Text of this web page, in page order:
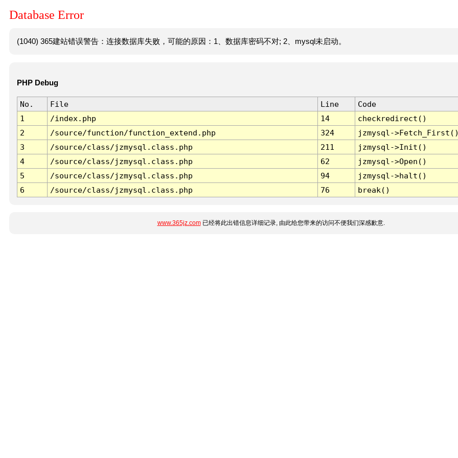
Database Error
(1040) 365建站错误警告：连接数据库失败，可能的原因：1、数据库密码不对; 2、mysql未启动。
PHP Debug
No. File Line
Code
1
/index.php 14
checkredirect()
2
/source/function/function_extend.php 324
jzmysql-
3
/source/class/jzmysql.class.php 211
jzmysql->Init()
4
/source/class/jzmysql.class.php 62
jzmysql->Open()
5
/source/class/jzmysql.class.php 94
jzmysql->halt()
6
/source/class/jzmysql.class.php 76 break()
www.365jz.com已经将此出错信息详细记录, 由此给您带来的访问不便我们深感歉意.